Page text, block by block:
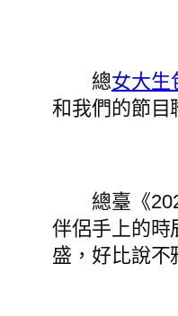
總女大生
和我們的節目
總臺《
伴侶手上的時
盛，好比說不